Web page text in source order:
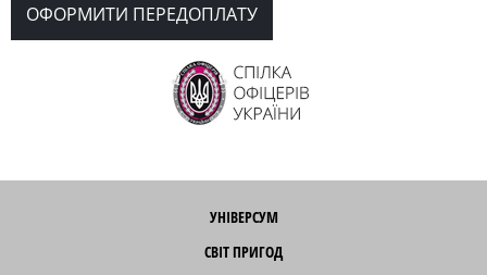
ОФОРМИТИ ПЕРЕДОПЛАТУ
УНІВЕРСУМ
СВІТ ПРИГОД